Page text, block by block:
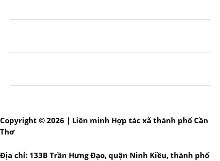
Copyright © 2026 | Liên minh Hợp tác xã thành phố Cần
Thơ
Địa chỉ: 133B Trần Hưng Đạo, quận Ninh Kiều, thành phố